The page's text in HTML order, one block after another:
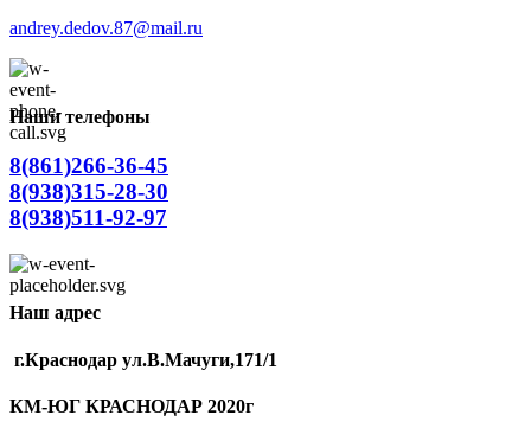
andrey.dedov.87@mail.ru
Наши телефоны
8(861)266-36-45
8(938)315-28-30
8(938)511-92-97
Наш адрес
г.Краснодар ул.В.Мачуги,171/1
КМ-ЮГ КРАСНОДАР 2020г